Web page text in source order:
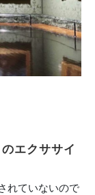
エクササイ
れていないので